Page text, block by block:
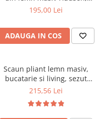
tapiterie stofa,100 kg,
195,00 Lei
ADAUGA IN COS
Scaun pliant lemn masiv,
bucatarie si living, sezut
tapitat cu piele ecologica, 100
215,56 Lei